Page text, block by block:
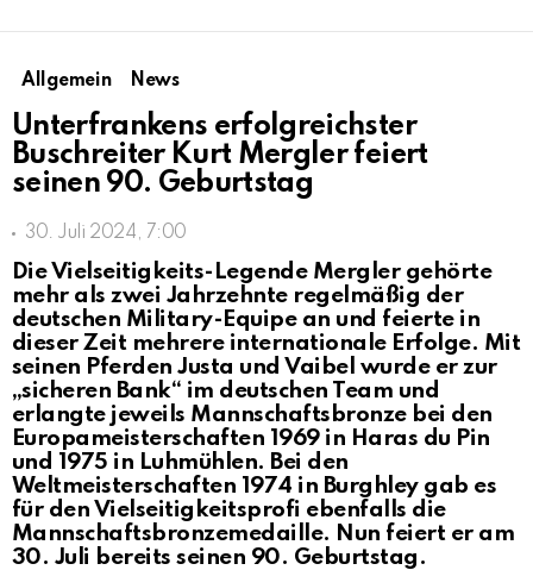
Allgemein News
Unterfrankens erfolgreichster
Buschreiter Kurt Mergler feiert
seinen 90. Geburtstag
30. Juli 2024, 7:00
Die Vielseitigkeits-Legende Mergler gehörte
mehr als zwei Jahrzehnte regelmäßig der
deutschen Military-Equipe an und feierte in
dieser Zeit mehrere internationale Erfolge. Mit
seinen Pferden Justa und Vaibel wurde er zur
„sicheren Bank“ im deutschen Team und
erlangte jeweils Mannschaftsbronze bei den
Europameisterschaften 1969 in Haras du Pin
und 1975 in Luhmühlen. Bei den
Weltmeisterschaften 1974 in Burghley gab es
für den Vielseitigkeitsprofi ebenfalls die
Mannschaftsbronzemedaille. Nun feiert er am
30. Juli bereits seinen 90. Geburtstag.